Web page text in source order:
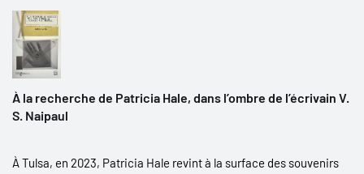
À la recherche de Patricia Hale, dans l’ombre de l’écrivain V.
S. Naipaul
À Tulsa, en 2023, Patricia Hale revint à la surface des souvenirs